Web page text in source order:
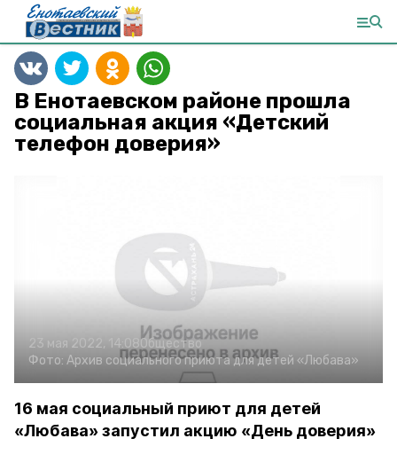
В Енотаевском районе прошла
социальная акция «Детский
телефон доверия»
23 мая 2022, 14:08Общество
Фото: Архив социального приюта для детей «Любава»
16 мая социальный приют для детей
«Любава» запустил акцию «День доверия»